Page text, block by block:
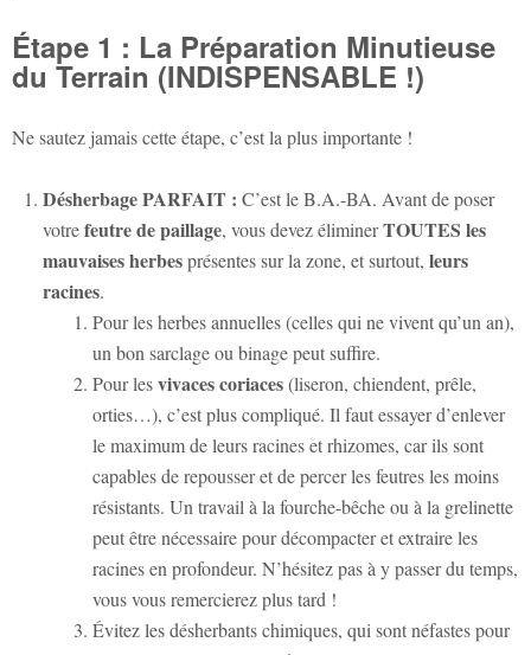
Étape 1 : La Préparation Minutieuse
du Terrain (INDISPENSABLE !)
Ne sautez jamais cette étape, c’est la plus importante !
Désherbage PARFAIT : C’est le B.A.-BA. Avant de poser
votrefeutre de paillage, vous devez éliminerTOUTES les
mauvaises herbesprésentes sur la zone, et surtout, leurs
racines.
Pour les herbes annuelles (celles qui ne vivent qu’un an),
un bon sarclage ou binage peut suffire.
Pour lesvivaces coriaces(liseron, chiendent, prêle,
orties…), c’est plus compliqué. Il faut essayer d’enlever
le maximum de leurs racines et rhizomes, car ils sont
capables de repousser et de percer les feutres les moins
résistants. Un travail à la fourche-bêche ou à la grelinette
peut être nécessaire pour décompacter et extraire les
racines en profondeur. N’hésitez pas à y passer du temps,
vous vous remercierez plus tard !
Évitez les désherbants chimiques, qui sont néfastes pour